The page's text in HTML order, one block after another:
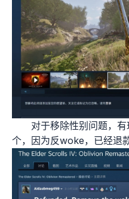
对于移除性别问题，
个，因为反woke，已经退款